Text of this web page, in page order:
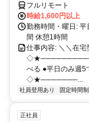
フルリモート
時給1,600円以上
勤務時間・曜日:
間 休憩1時間
仕事内容: ＼＼在宅
べる ●平日のみ週5
◇★───────...
社員登用あり 固定時間制
正社員